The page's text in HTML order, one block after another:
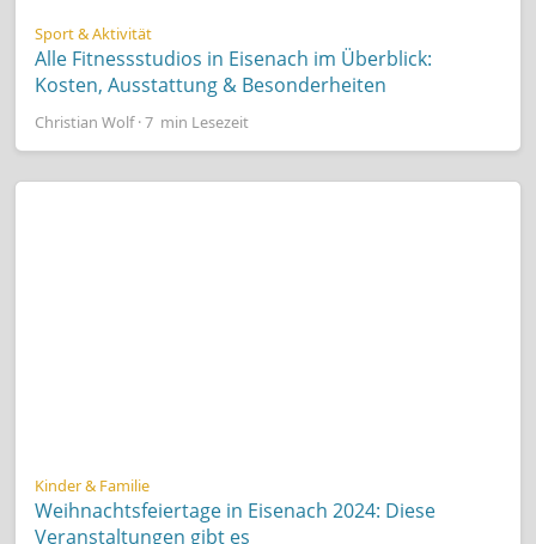
Sport & Aktivität
Alle Fitnessstudios in Eisenach im Überblick:
Kosten, Ausstattung & Besonderheiten
Christian Wolf · 7 min Lesezeit
Kinder & Familie
Weihnachtsfeiertage in Eisenach 2024: Diese
Veranstaltungen gibt es